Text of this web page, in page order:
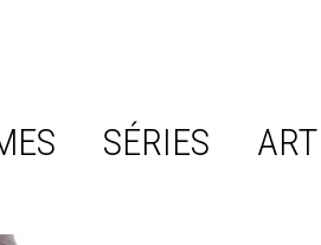
SÉRIES